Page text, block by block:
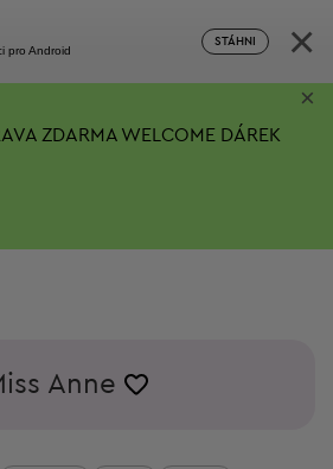
pro Android
STÁHNI ×
ZDARMA WELCOME DÁREK
×
Anne